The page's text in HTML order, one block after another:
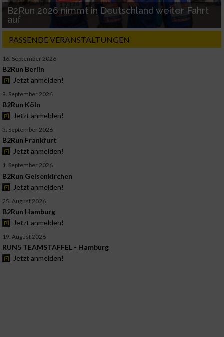
B2Run 2026 nimmt in Deutschland weiter Fahrt
auf
PASSENDE VERANSTALTUNGEN
16. September 2026
B2Run Berlin
Jetzt anmelden!
9. September 2026
B2Run Köln
Jetzt anmelden!
3. September 2026
B2Run Frankfurt
Jetzt anmelden!
1. September 2026
B2Run Gelsenkirchen
Jetzt anmelden!
25. August 2026
B2Run Hamburg
Jetzt anmelden!
19. August 2026
RUN5 TEAMSTAFFEL - Hamburg
Jetzt anmelden!